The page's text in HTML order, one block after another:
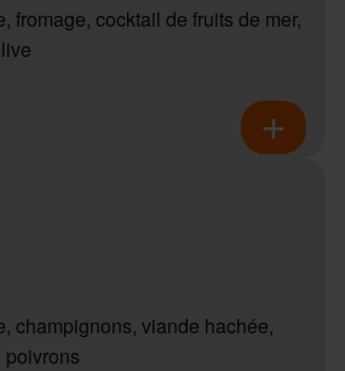
fromage, cocktail de fruits de mer,
champignons, viande hachée,
poivrons